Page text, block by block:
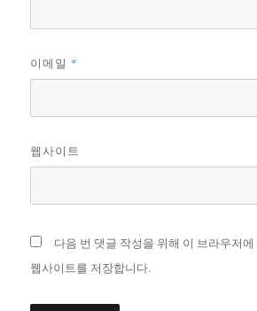
이메일 *
웹사이트
다음 번 댓글 작성을 위해 이 브라우저
웹사이트를 저장합니다.